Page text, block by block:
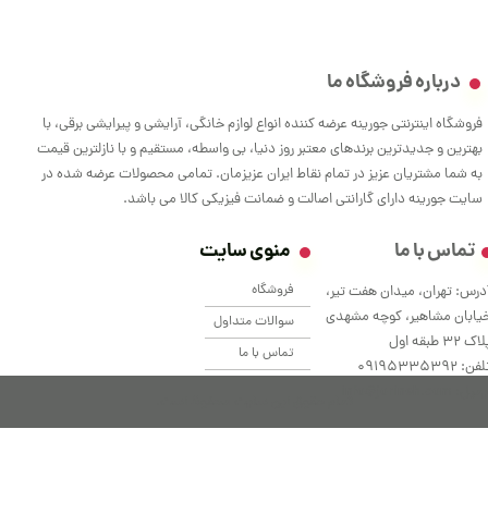
درباره فروشگاه ما
فروشگاه اینترنتی جورینه عرضه کننده انواع لوازم خانگی، آرایشی و پیرایشی برقی، با
بهترین و جدیدترین برندهای معتبر روز دنیا، بی واسطه، مستقیم و با نازلترین قیمت
به شما مشتریان عزیز در تمام نقاط ایران عزیزمان. تمامی محصولات عرضه شده در
سایت جورینه دارای گارانتی اصالت و ضمانت فیزیکی کالا می باشد.
تماس با ما
تهران، میدان هفت تیر،
مشاهیر، کوچه مشهدی
32 طبقه اول
۰9195335392
منوی سایت
فروشگاه
سوالات متداول
تماس با ما